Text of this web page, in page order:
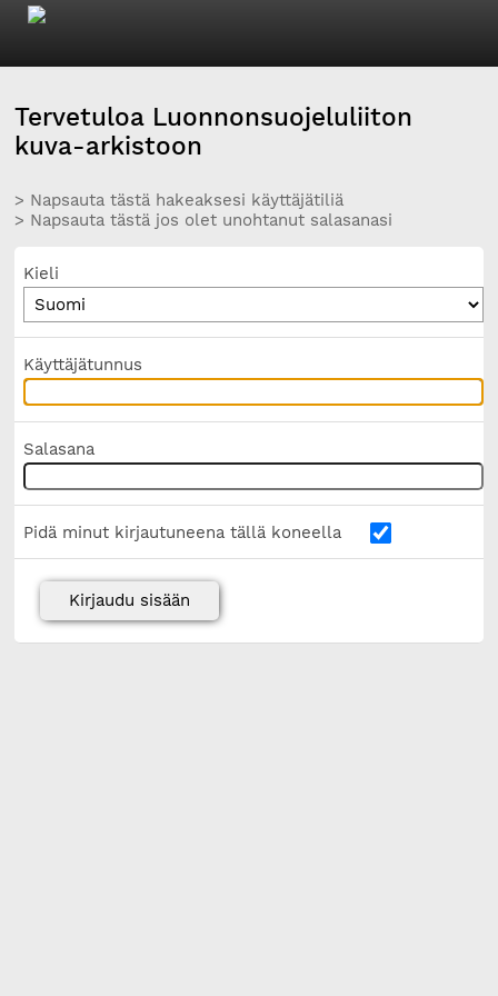
Tervetuloa Luonnonsuojeluliiton
kuva-arkistoon
> Napsauta tästä hakeaksesi käyttäjätiliä
> Napsauta tästä jos olet unohtanut salasanasi
Kieli
Käyttäjätunnus
Salasana
Pidä minut kirjautuneena tällä koneella